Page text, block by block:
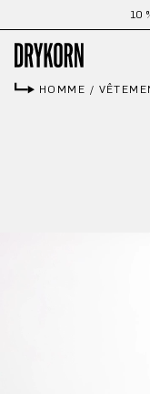
Passer au contenu
HOMME /